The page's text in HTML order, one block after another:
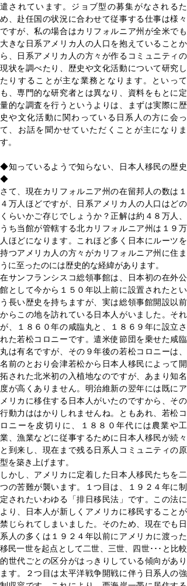
遣されています。ジョブ型の募集がなされるた
め、赴任国の状況に合わせて従事する仕事は様々
ですが、私の場合はカリフォルニア州が全米でも
大きな日系アメリカ人の人口を抱えていることか
ら、日系アメリカ人の方々が作るコミュニティの
現状を調べたり、歴史や文化活動について研究し
たりすることが主な業務となります。といって
も、専門的な研究者とは異なり、資料をもとに定
量的な調査を行うというよりは、まずは実際に歴
史や文化活動に関わっている日系人の方に会っ
て、お話を聞かせていただくことが主になりま
す。
◆知っているようで知らない、日本人移民の歴史
◆
さて、現在カリフォルニア州の在留邦人の数は１
４万人ほどですが、日系アメリカ人の人口はどの
くらいかご存じでしょうか？正解は約４８万人、
うち当館が管轄する北カリフォルニア州は１９万
人ほどになります。これほど多く日本にルーツを
持つアメリカ人の方々がカリフォルニア州に住ま
うに至ったのには歴史的な経緯があります。
在サンフランシスコ総領事館は、日本初の在外公
館として今から１５０年以上前に設置されたとい
う長い歴史を持ちますが、実は総領事館開設以前
からこの地を訪れている日本人がいました。それ
が、１８６０年の咸臨丸と、１８６９年に設立さ
れた若松コロニーです。遣米使節団を乗せた咸臨
丸は有名ですが、その９年後の若松コロニーは、
名前のとおり会津若松から日本人移民によって開
拓された北米初の入植地なのですが、あまり知名
度が高くありません。明治維新の翌年には既にア
メリカに移住する日本人がいたのですから、その
行動力ははかりしれませんね。ともあれ、若松コ
ロニーを皮切りに、１８８０年代には農業や工
業、漁業などに従事するために日本人移民が続々
と到来し、現在まで残る日系人コミュニティの原
型を築き上げます。
しかし、アメリカに定着した日本人移民たちを二
つの苦難が襲います。１つ目は、１９２４年に制
定されたいわゆる「排日移民法」です。この法に
より、日本人が新しくアメリカに移民することが
禁じられてしまいました。そのため、現在でも日
系人の多くは１９２４年以前にアメリカに渡った
移民一世を起点として二世、三世、四世･･･と比較
的世代ごとの区分がはっきりしている傾向があり
ます。２つ目は太平洋戦争開戦に伴う日系人の強